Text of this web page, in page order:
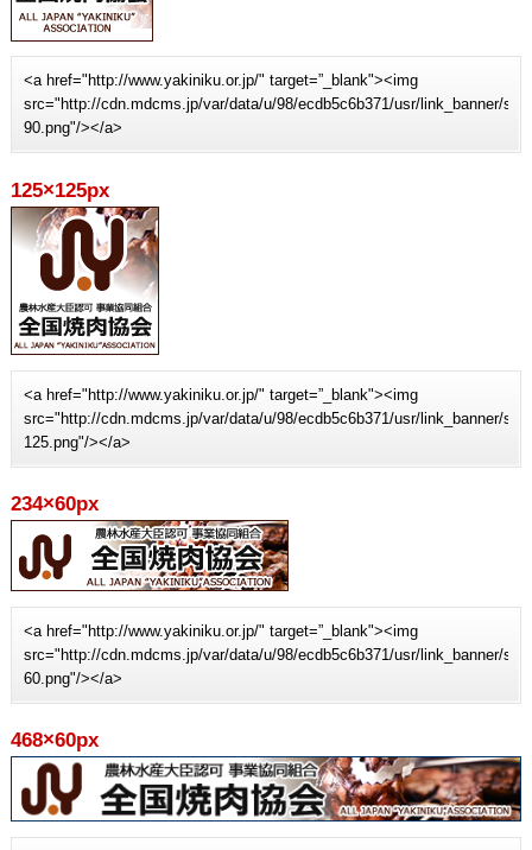
<a href="http://www.yakiniku.or.jp/" target=”_blank"><img
src="http://cdn.mdcms.jp/var/data/u/98/ecdb5c6b371/usr/link_banner/
90.png"/></a>
125×125px
<a href="http://www.yakiniku.or.jp/" target=”_blank"><img
src="http://cdn.mdcms.jp/var/data/u/98/ecdb5c6b371/usr/link_banner/
125.png"/></a>
234×60px
<a href="http://www.yakiniku.or.jp/" target=”_blank"><img
src="http://cdn.mdcms.jp/var/data/u/98/ecdb5c6b371/usr/link_banner/
60.png"/></a>
468×60px